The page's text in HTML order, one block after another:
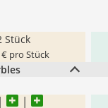
Stück
€ pro Stück